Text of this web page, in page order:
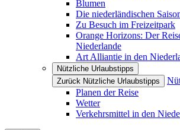
Blumen
Die niederländischen
Zu Besuch im Freizeitpark
Orange Horizons: Der
Niederlande
Art Alliantie in den
Nützliche Urlaubstipps
Zurück Nützliche Urlaubstipps
Planen der Reise
Wetter
Verkehrsmittel in den